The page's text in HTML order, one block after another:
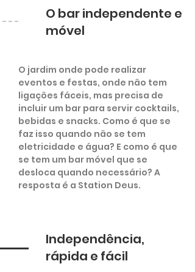
O bar independente e
móvel
O jardim onde pode realizar
eventos e festas, onde não tem
ligações fáceis, mas precisa de
incluir um bar para servir cocktails,
bebidas e snacks. Como é que se
faz isso quando não se tem
eletricidade e água? E como é que
se tem um bar móvel que se
desloca quando necessário? A
resposta é a Station Deus.
Independência,
rápida e fácil